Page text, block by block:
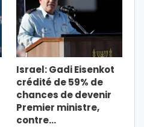
Israel: Gadi Eisenkot
crédité de 59% de
chances de devenir
Premier ministre,
contre…